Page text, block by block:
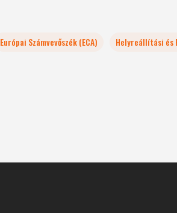
Európai Számvevőszék (ECA) Helyreállítási és